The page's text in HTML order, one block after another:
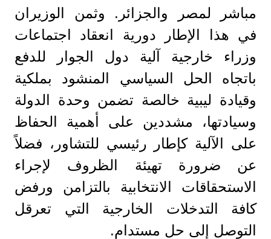
مباشر لمصر والجزائر. وثمن الوزيران
في هذا الإطار دورية انعقاد اجتماعات
وزراء خارجية آلية دول الجوار للدفع
باتجاه الحل السياسي المنشود بملكية
وقيادة ليبية خالصة تضمن وحدة الدولة
وسيادتها، مشددين على أهمية الحفاظ
على الآلية كإطار رئيسي للتشاور، فضلاً
عن ضرورة تهيئة الظروف لإجراء
الاستحقاقات الانتخابية بالتزامن ورفض
كافة التدخلات الخارجية التي تعرقل
التوصل إلى حل مستدام.